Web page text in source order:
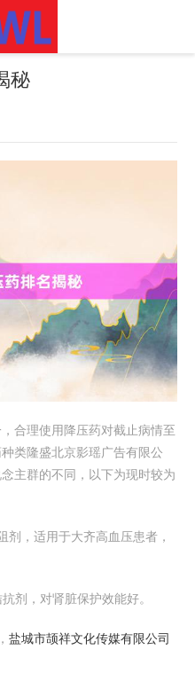
秘
合理使用降压药对截止病情至
类隆盛北京影瑶广告有限公
主群的不同，以下为现时较为
剂，适用于大齐高血压患者，
剂，对肾脏保护效能好。
盐城市颉祥文化传媒有限公司